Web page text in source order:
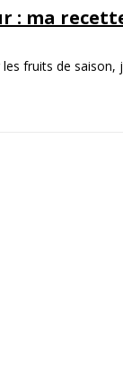
: ma
fruits de saison,